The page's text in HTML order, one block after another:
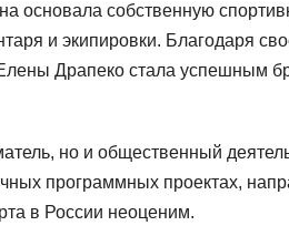
основала собственную
и экипировки. Благодаря
Драпеко стала успешным
но и общественный
программных проектах,
в России неоценим.